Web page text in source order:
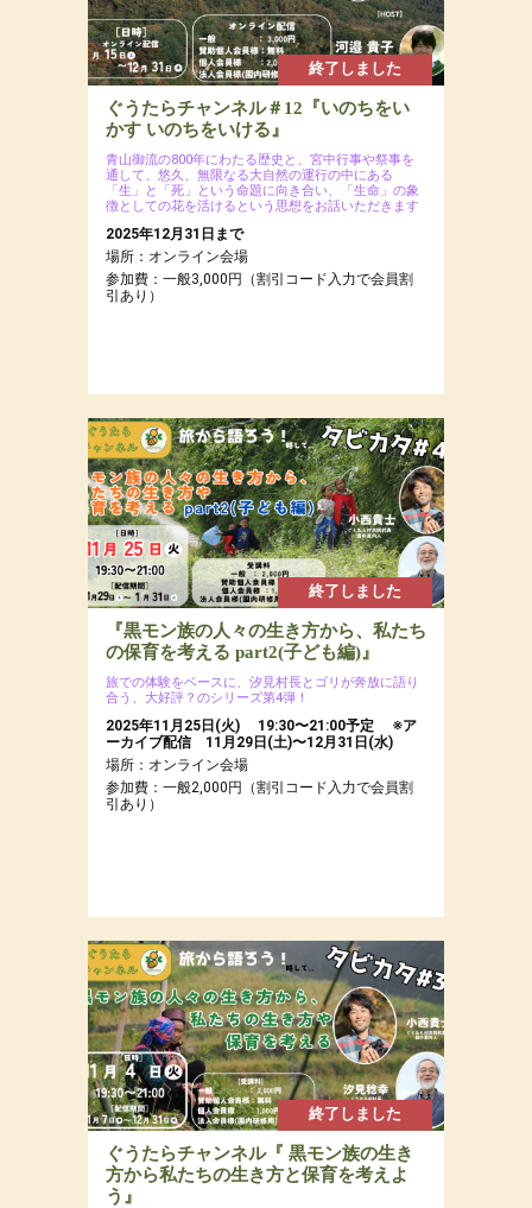
終了しました
ぐうたらチャンネル＃12『いのちをい
かす いのちをいける』
青山御流の800年にわたる歴史と、宮中行事や祭事を
通して、悠久、無限なる大自然の運行の中にある
「生」と「死」という命題に向き合い、「生命」の象
徴としての花を活けるという思想をお話いただきます
2025年12月31日まで
場所：オンライン会場
参加費：一般3,000円（割引コード入力で会員割
引あり）
終了しました
『黒モン族の人々の生き方から、私たち
の保育を考える part2(子ども編)』
旅での体験をベースに、汐見村長とゴリが奔放に語り
合う、大好評？のシリーズ第4弾！
2025年11月25日(火) 19:30〜21:00予定 ※ア
ーカイブ配信 11月29日(土)〜12月31日(水)
場所：オンライン会場
参加費：一般2,000円（割引コード入力で会員割
引あり）
終了しました
ぐうたらチャンネル『 黒モン族の生き
方から私たちの生き方と保育を考えよ
う』